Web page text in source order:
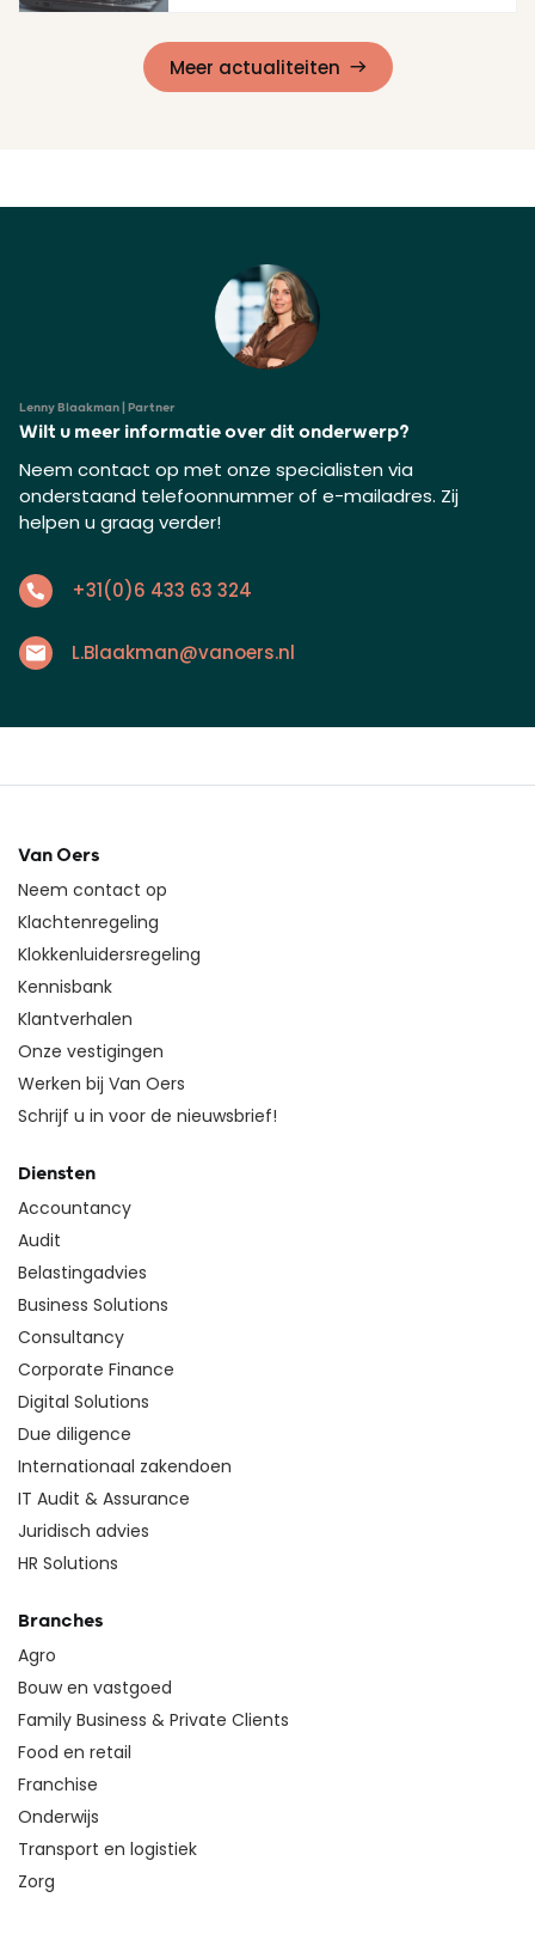
Meer actualiteiten
Lenny Blaakman | Partner
Wilt u meer informatie over dit onderwerp?
Neem contact op met onze specialisten via
onderstaand telefoonnummer of e-mailadres. Zij
helpen u graag verder!
+31(0)6 433 63 324
L.Blaakman@vanoers.nl
Van Oers
Neem contact op
Klachtenregeling
Klokkenluidersregeling
Kennisbank
Klantverhalen
Onze vestigingen
Werken bij Van Oers
Schrijf u in voor de nieuwsbrief!
Diensten
Accountancy
Audit
Belastingadvies
Business Solutions
Consultancy
Corporate Finance
Digital Solutions
Due diligence
Internationaal zakendoen
IT Audit & Assurance
Juridisch advies
HR Solutions
Branches
Agro
Bouw en vastgoed
Family Business & Private Clients
Food en retail
Franchise
Onderwijs
Transport en logistiek
Zorg